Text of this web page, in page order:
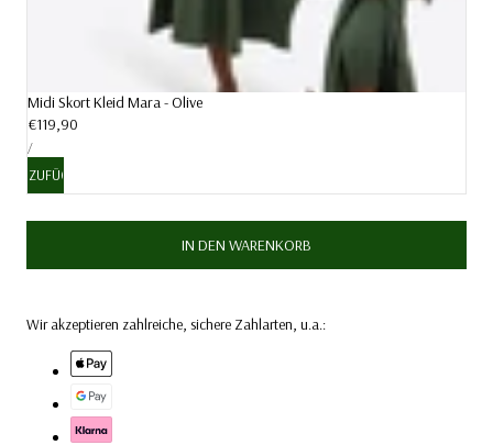
Midi Skort Kleid Mara - Olive
Regulärer
Preis
€119,90
STÜCKPREIS
/PRO
HINZUFÜGEN
IN DEN WARENKORB
Wir akzeptieren zahlreiche, sichere Zahlarten, u.a.: